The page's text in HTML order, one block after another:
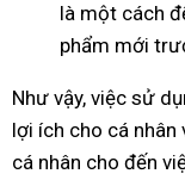
là một cách
phẩm mới
Như vậy, việc sử
lợi ích cho cá nhân
cá nhân cho đến